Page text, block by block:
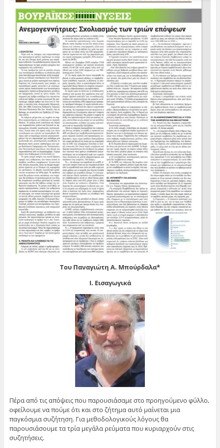
Του Παναγιώτη Α. Μπούρδαλα*
Ι. Εισαγωγικά
Πέρα από τις απόψεις που παρουσιάσαμε στο προηγούμενο φύλλο,
οφείλουμε να πούμε ότι και στο ζήτημα αυτό μαίνεται μια
παγκόσμια συζήτηση. Για μεθοδολογικούς λόγους θα
παρουσιάσουμε τα τρία μεγάλα ρεύματα που κυριαρχούν στις
συζητήσεις.